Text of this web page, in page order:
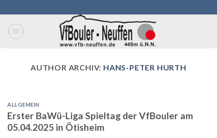
to
content
AUTHOR ARCHIV: HANS-PETER HURTH
ALLGEMEIN
Erster BaWü-Liga Spieltag der VfBouler am
05.04.2025 in Ötisheim